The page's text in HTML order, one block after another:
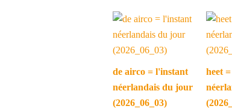
de airco = l'instant
néerlandais du jour
(2026_06_03)
heet